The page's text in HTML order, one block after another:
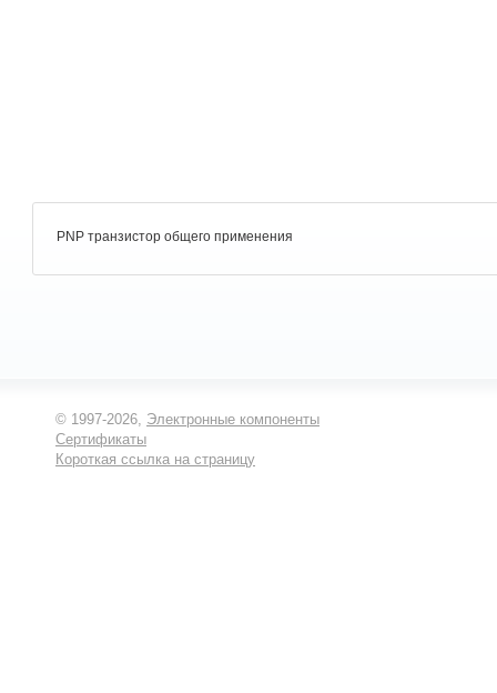
PNP транзистор общего применения
© 1997-2026, Электронные компоненты
Сертификаты
Короткая ссылка на страницу